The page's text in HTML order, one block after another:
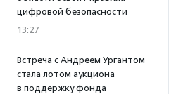
цифровой безопасности
13:27
Встреча с Андреем Ургантом
стала лотом аукциона
в поддержку фонда